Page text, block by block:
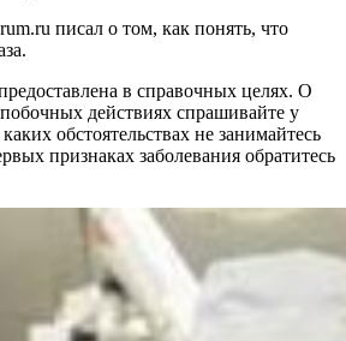
писал о том, как понять, что
в справочных целях. О
действиях спрашивайте у
обстоятельствах не занимайтесь
признаках заболевания обратитесь